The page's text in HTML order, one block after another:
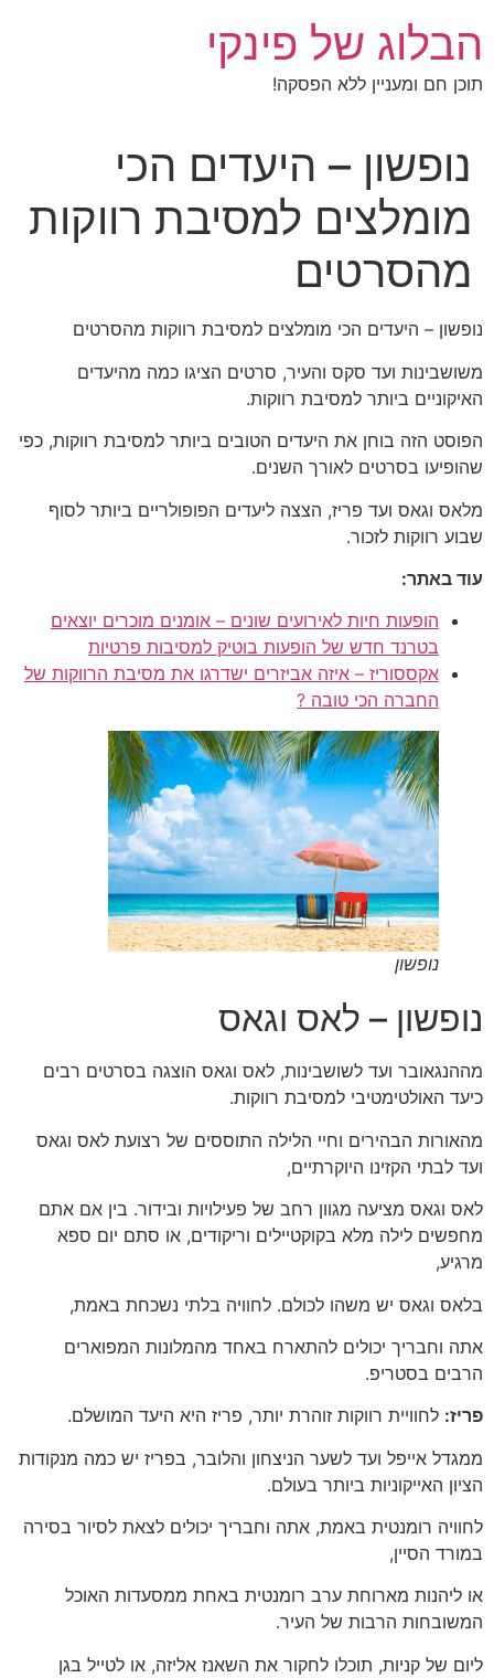
לתוכן
הבלוג של פינקי
תוכן חם ומעניין ללא הפסקה!
נופשון – היעדים הכי
מומלצים למסיבת רווקות
מהסרטים
נופשון – היעדים הכי מומלצים למסיבת רווקות מהסרטים
משושבינות ועד סקס והעיר, סרטים הציגו כמה מהיעדים
האיקוניים ביותר למסיבת רווקות.
הפוסט הזה בוחן את היעדים הטובים ביותר למסיבת רווקות, כפי
שהופיעו בסרטים לאורך השנים.
מלאס וגאס ועד פריז, הצצה ליעדים הפופולריים ביותר לסוף
שבוע רווקות לזכור.
עוד באתר:
הופעות חיות לאירועים שונים – אומנים מוכרים יוצאים
בטרנד חדש של הופעות בוטיק למסיבות פרטיות
אקססוריז – איזה אביזרים ישדרגו את מסיבת הרווקות של
החברה הכי טובה ?
נופשון
נופשון – לאס וגאס
מההנגאובר ועד לשושבינות, לאס וגאס הוצגה בסרטים רבים
כיעד האולטימטיבי למסיבת רווקות.
מהאורות הבהירים וחיי הלילה התוססים של רצועת לאס וגאס
ועד לבתי הקזינו היוקרתיים,
לאס וגאס מציעה מגוון רחב של פעילויות ובידור. בין אם אתם
מחפשים לילה מלא בקוקטיילים וריקודים, או סתם יום ספא
מרגיע,
בלאס וגאס יש משהו לכולם. לחוויה בלתי נשכחת באמת,
אתה וחבריך יכולים להתארח באחד מהמלונות המפוארים
הרבים בסטריפ.
פריז: לחוויית רווקות זוהרת יותר, פריז היא היעד המושלם.
ממגדל אייפל ועד לשער הניצחון והלובר, בפריז יש כמה מנקודות
הציון האייקוניות ביותר בעולם.
לחוויה רומנטית באמת, אתה וחבריך יכולים לצאת לסיור בסירה
במורד הסיין,
או ליהנות מארוחת ערב רומנטית באחת ממסעדות האוכל
המשובחות הרבות של העיר.
ליום של קניות, תוכלו לחקור את השאנז אליזה, או לטייל בגן